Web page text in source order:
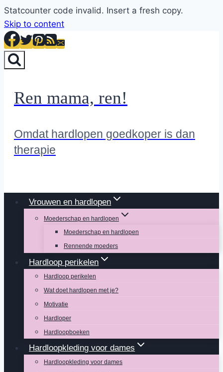
Statcounter code invalid. Insert a fresh copy.
Skip to content
Ren mama, ren!
Omdat hardlopen goedkoper is dan
therapie
Vrouwen en hardlopen
Moederschap en hardlopen
Moederschap en hardlopen
Rennende moeders
Hardloop perikelen
Hardloop perikelen
Wat doet hardlopen met je?
Motivatie
Hardloper
Hardloopboeken
Hardloopkleding voor dames
Hardloopkleding voor dames